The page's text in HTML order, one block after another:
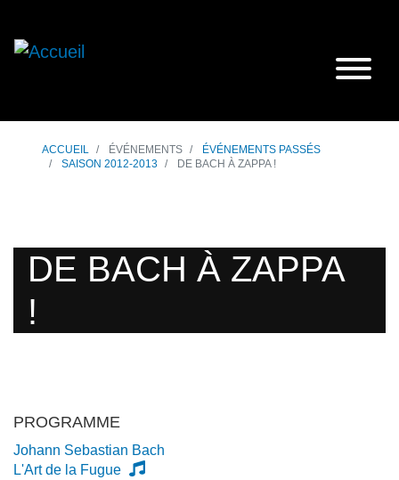
ACCUEIL ÉVÉNEMENTS
ÉVÉNEMENTS PASSÉS
SAISON 2012-2013
DE BACH À ZAPPA !
DE BACH À ZAPPA
!
PROGRAMME
Johann Sebastian Bach
L'Art de la Fugue